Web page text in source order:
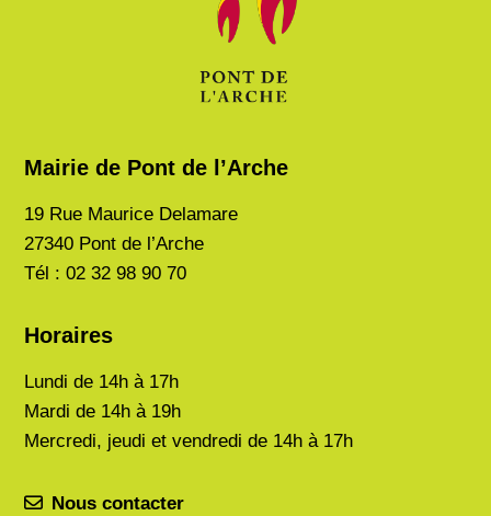
Mairie de Pont de l’Arche
19 Rue Maurice Delamare
27340 Pont de l’Arche
Tél : 02 32 98 90 70
Horaires
Lundi de 14h à 17h
Mardi de 14h à 19h
Mercredi, jeudi et vendredi de 14h à 17h
Nous contacter